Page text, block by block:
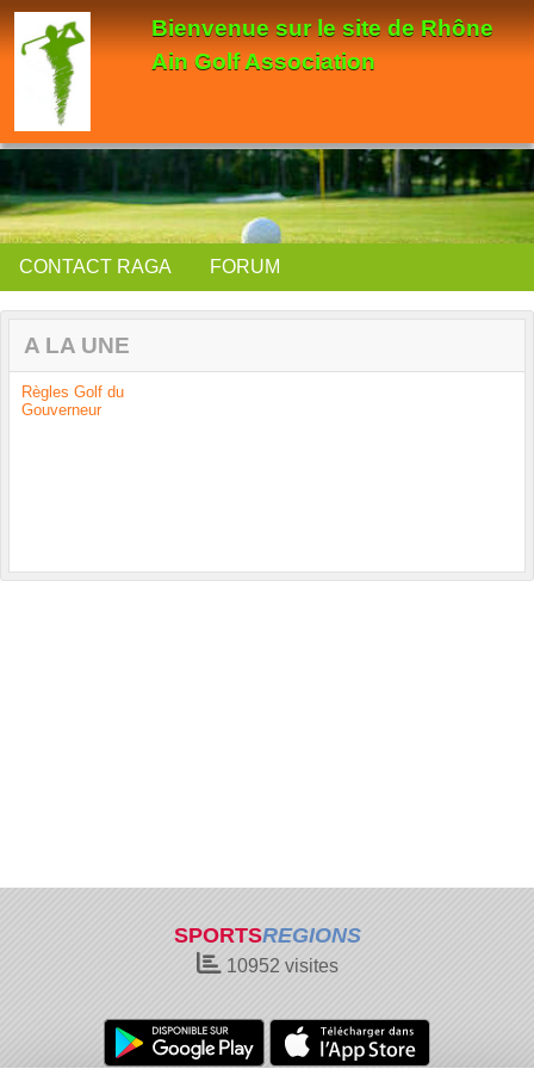
Bienvenue sur le site de Rhône
Ain Golf Association
CONTACT RAGA FORUM
A LA UNE
Règles Golf du
Gouverneur
SPORTSREGIONS
10952 visites
Panneau de gestion des cookies